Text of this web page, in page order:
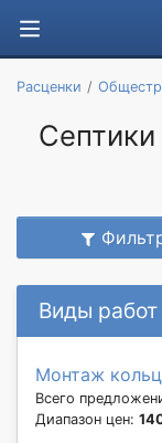
Расценки
Виды работ
Монтаж
Всего
Диапазон цен: